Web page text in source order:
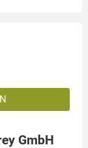
GmbH